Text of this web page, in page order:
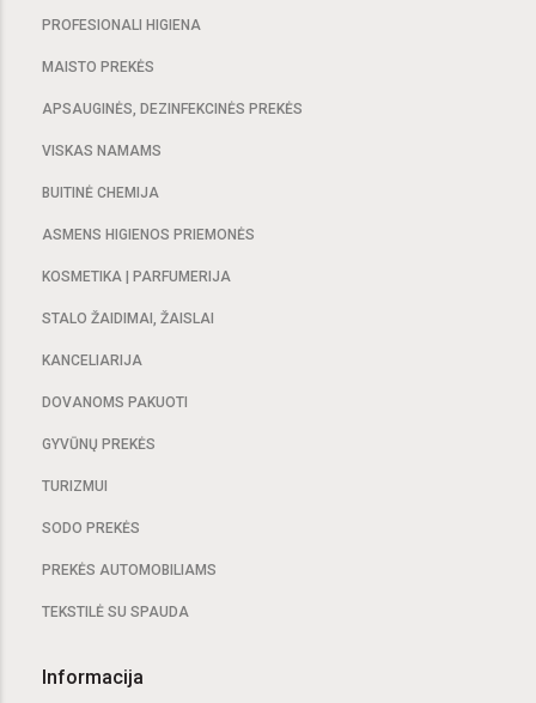
PROFESIONALI HIGIENA
MAISTO PREKĖS
APSAUGINĖS, DEZINFEKCINĖS PREKĖS
VISKAS NAMAMS
BUITINĖ CHEMIJA
ASMENS HIGIENOS PRIEMONĖS
KOSMETIKA | PARFUMERIJA
STALO ŽAIDIMAI, ŽAISLAI
KANCELIARIJA
DOVANOMS PAKUOTI
GYVŪNŲ PREKĖS
TURIZMUI
SODO PREKĖS
PREKĖS AUTOMOBILIAMS
TEKSTILĖ SU SPAUDA
Informacija